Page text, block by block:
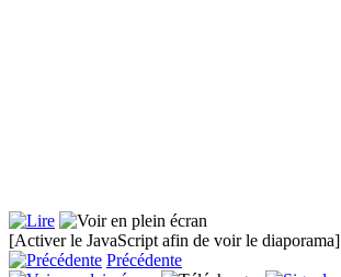
[Activer le JavaScript afin de voir le diaporama]
Précédente